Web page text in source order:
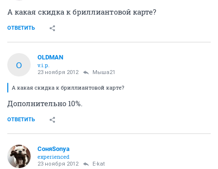
А какая скидка к бриллиантовой карте?
ОТВЕТИТЬ
O
OLDMAN
v.i.p.
23 ноября 2012 Мыша21
А какая скидка к бриллиантовой карте?
Дополнительно 10%.
ОТВЕТИТЬ
СоняSonya
experienced
23 ноября 2012 E-kat